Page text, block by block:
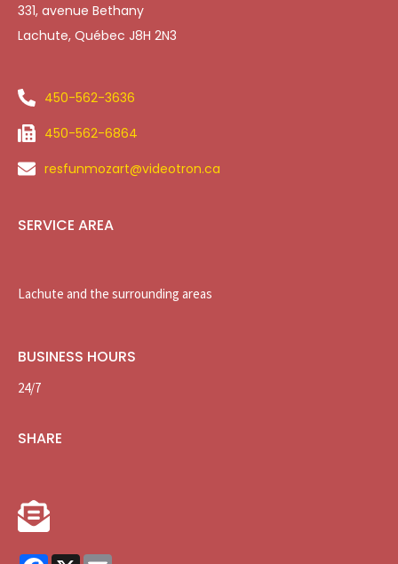
331, avenue Bethany
Lachute, Québec J8H 2N3
450-562-3636
450-562-6864
resfunmozart@videotron.ca
SERVICE AREA
Lachute and the surrounding areas
BUSINESS HOURS
24/7
SHARE